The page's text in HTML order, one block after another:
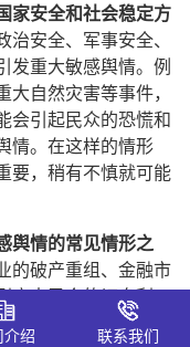
家安全和社会稳定方
安全、军事安全、
发重大敏感舆情。例
自然灾害等事件，
会引起民众的恐慌和
情。在这样的情形
要，稍有不慎就可能
舆情的常见情形之
的破产重组、金融市
广大民众的切身利
特别是当一些经济政
介绍 联系我们